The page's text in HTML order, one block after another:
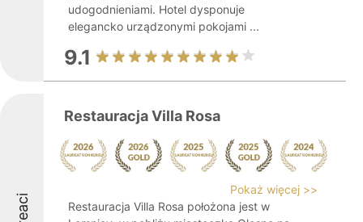
udogodnieniami. Hotel dysponuje
elegancko urządzonymi pokojami ...
9.1
Restauracja Villa Rosa
Pokaż więcej >>
Restauracja Villa Rosa położona jest w